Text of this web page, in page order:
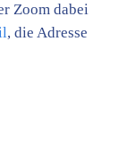
Zoom dabei
, die Adresse